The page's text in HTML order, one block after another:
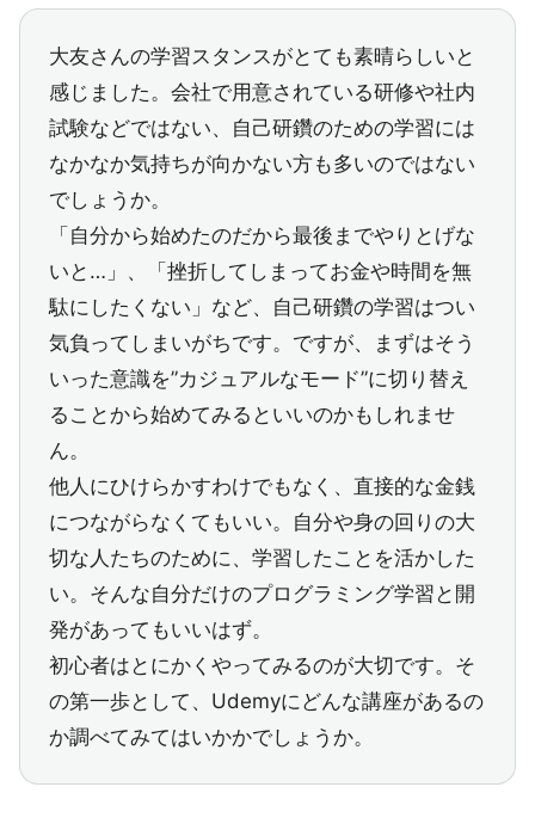
大友さんの学習スタンスがとても素晴らしいと
感じました。会社で用意されている研修や社内
試験などではない、自己研鑽のための学習には
なかなか気持ちが向かない方も多いのではない
でしょうか。
「自分から始めたのだから最後までやりとげな
いと…」、「挫折してしまってお金や時間を無
駄にしたくない」など、自己研鑽の学習はつい
気負ってしまいがちです。ですが、まずはそう
いった意識を”カジュアルなモード”に切り替え
ることから始めてみるといいのかもしれませ
ん。
他人にひけらかすわけでもなく、直接的な金銭
につながらなくてもいい。自分や身の回りの大
切な人たちのために、学習したことを活かした
い。そんな自分だけのプログラミング学習と開
発があってもいいはず。
初心者はとにかくやってみるのが大切です。そ
の第一歩として、Udemyにどんな講座があるの
か調べてみてはいかかでしょうか。